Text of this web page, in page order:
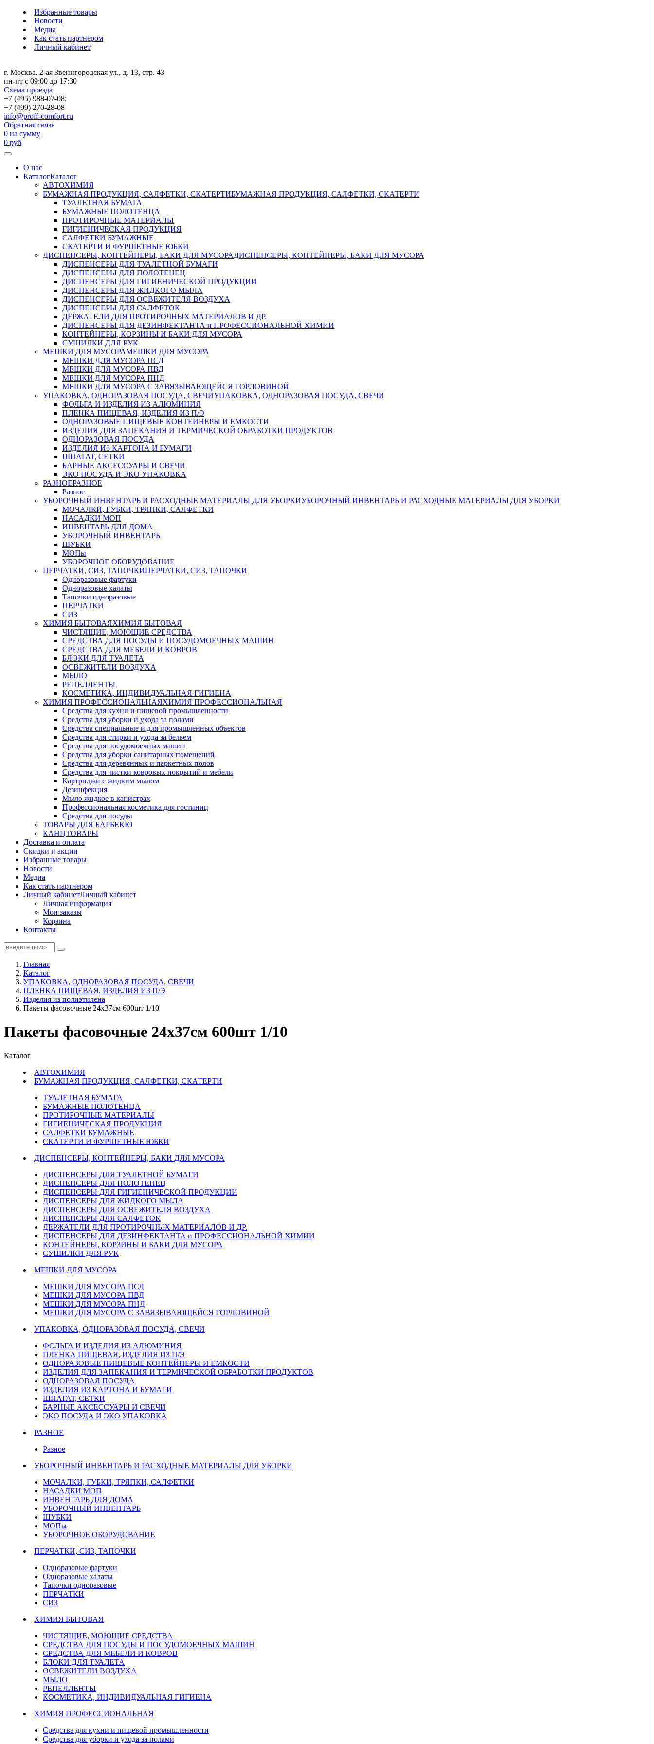
Избранные товары
Новости
Медиа
Как стать партнером
Личный кабинет
г. Москва, 2-ая Звенигородская ул., д. 13, стр. 43
пн-пт с 09:00 до 17:30
Схема проезда
+7 (495) 988-07-08;
+7 (499) 270-28-08
info@proff-comfort.ru
Обратная связь
0 на сумму
0 руб
О нас
КаталогКаталог
АВТОХИМИЯ
БУМАЖНАЯ ПРОДУКЦИЯ, САЛФЕТКИ, СКАТЕРТИБУМАЖНАЯ ПРОДУКЦИЯ, САЛФЕТКИ, СКАТЕРТИ
ТУАЛЕТНАЯ БУМАГА
БУМАЖНЫЕ ПОЛОТЕНЦА
ПРОТИРОЧНЫЕ МАТЕРИАЛЫ
ГИГИЕНИЧЕСКАЯ ПРОДУКЦИЯ
САЛФЕТКИ БУМАЖНЫЕ
СКАТЕРТИ И ФУРШЕТНЫЕ ЮБКИ
ДИСПЕНСЕРЫ, КОНТЕЙНЕРЫ, БАКИ ДЛЯ МУСОРАДИСПЕНСЕРЫ, КОНТЕЙНЕРЫ, БАКИ ДЛЯ МУСОРА
ДИСПЕНСЕРЫ ДЛЯ ТУАЛЕТНОЙ БУМАГИ
ДИСПЕНСЕРЫ ДЛЯ ПОЛОТЕНЕЦ
ДИСПЕНСЕРЫ ДЛЯ ГИГИЕНИЧЕСКОЙ ПРОДУКЦИИ
ДИСПЕНСЕРЫ ДЛЯ ЖИДКОГО МЫЛА
ДИСПЕНСЕРЫ ДЛЯ ОСВЕЖИТЕЛЯ ВОЗДУХА
ДИСПЕНСЕРЫ ДЛЯ САЛФЕТОК
ДЕРЖАТЕЛИ ДЛЯ ПРОТИРОЧНЫХ МАТЕРИАЛОВ И ДР.
ДИСПЕНСЕРЫ ДЛЯ ДЕЗИНФЕКТАНТА и ПРОФЕССИОНАЛЬНОЙ ХИМИИ
КОНТЕЙНЕРЫ, КОРЗИНЫ И БАКИ ДЛЯ МУСОРА
СУШИЛКИ ДЛЯ РУК
МЕШКИ ДЛЯ МУСОРАМЕШКИ ДЛЯ МУСОРА
МЕШКИ ДЛЯ МУСОРА ПСД
МЕШКИ ДЛЯ МУСОРА ПВД
МЕШКИ ДЛЯ МУСОРА ПНД
МЕШКИ ДЛЯ МУСОРА С ЗАВЯЗЫВАЮЩЕЙСЯ ГОРЛОВИНОЙ
УПАКОВКА, ОДНОРАЗОВАЯ ПОСУДА, СВЕЧИУПАКОВКА, ОДНОРАЗОВАЯ ПОСУДА, СВЕЧИ
ФОЛЬГА И ИЗДЕЛИЯ ИЗ АЛЮМИНИЯ
ПЛЕНКА ПИЩЕВАЯ, ИЗДЕЛИЯ ИЗ П/Э
ОДНОРАЗОВЫЕ ПИЩЕВЫЕ КОНТЕЙНЕРЫ И ЕМКОСТИ
ИЗДЕЛИЯ ДЛЯ ЗАПЕКАНИЯ И ТЕРМИЧЕСКОЙ ОБРАБОТКИ ПРОДУКТОВ
ОДНОРАЗОВАЯ ПОСУДА
ИЗДЕЛИЯ ИЗ КАРТОНА И БУМАГИ
ШПАГАТ, СЕТКИ
БАРНЫЕ АКСЕССУАРЫ И СВЕЧИ
ЭКО ПОСУДА И ЭКО УПАКОВКА
РАЗНОЕРАЗНОЕ
Разное
УБОРОЧНЫЙ ИНВЕНТАРЬ И РАСХОДНЫЕ МАТЕРИАЛЫ ДЛЯ УБОРКИУБОРОЧНЫЙ ИНВЕНТАРЬ И РАСХОДНЫЕ МАТЕРИАЛЫ ДЛЯ УБОРКИ
МОЧАЛКИ, ГУБКИ, ТРЯПКИ, САЛФЕТКИ
НАСАДКИ МОП
ИНВЕНТАРЬ ДЛЯ ДОМА
УБОРОЧНЫЙ ИНВЕНТАРЬ
ШУБКИ
МОПы
УБОРОЧНОЕ ОБОРУДОВАНИЕ
ПЕРЧАТКИ, СИЗ, ТАПОЧКИПЕРЧАТКИ, СИЗ, ТАПОЧКИ
Одноразовые фартуки
Одноразовые халаты
Тапочки одноразовые
ПЕРЧАТКИ
СИЗ
ХИМИЯ БЫТОВАЯХИМИЯ БЫТОВАЯ
ЧИСТЯЩИЕ, МОЮЩИЕ СРЕДСТВА
СРЕДСТВА ДЛЯ ПОСУДЫ И ПОСУДОМОЕЧНЫХ МАШИН
СРЕДСТВА ДЛЯ МЕБЕЛИ И КОВРОВ
БЛОКИ ДЛЯ ТУАЛЕТА
ОСВЕЖИТЕЛИ ВОЗДУХА
МЫЛО
РЕПЕЛЛЕНТЫ
КОСМЕТИКА, ИНДИВИДУАЛЬНАЯ ГИГИЕНА
ХИМИЯ ПРОФЕССИОНАЛЬНАЯХИМИЯ ПРОФЕССИОНАЛЬНАЯ
Средства для кухни и пищевой промышленности
Средства для уборки и ухода за полами
Средства специальные и для промышленных объектов
Средства для стирки и ухода за бельем
Средства для посудомоечных машин
Средства для уборки санитарных помещений
Средства для деревянных и паркетных полов
Средства для чистки ковровых покрытий и мебели
Картриджи с жидким мылом
Дезинфекция
Мыло жидкое в канистрах
Профессиональная косметика для гостиниц
Средства для посуды
ТОВАРЫ ДЛЯ БАРБЕКЮ
КАНЦТОВАРЫ
Доставка и оплата
Скидки и акции
Избранные товары
Новости
Медиа
Как стать партнером
Личный кабинетЛичный кабинет
Личная информация
Мои заказы
Корзина
Контакты
Главная
Каталог
УПАКОВКА, ОДНОРАЗОВАЯ ПОСУДА, СВЕЧИ
ПЛЕНКА ПИЩЕВАЯ, ИЗДЕЛИЯ ИЗ П/Э
Изделия из полиэтилена
Пакеты фасовочные 24х37см 600шт 1/10
Пакеты фасовочные 24х37см 600шт 1/10
Каталог
АВТОХИМИЯ
БУМАЖНАЯ ПРОДУКЦИЯ, САЛФЕТКИ, СКАТЕРТИ
ТУАЛЕТНАЯ БУМАГА
БУМАЖНЫЕ ПОЛОТЕНЦА
ПРОТИРОЧНЫЕ МАТЕРИАЛЫ
ГИГИЕНИЧЕСКАЯ ПРОДУКЦИЯ
САЛФЕТКИ БУМАЖНЫЕ
СКАТЕРТИ И ФУРШЕТНЫЕ ЮБКИ
ДИСПЕНСЕРЫ, КОНТЕЙНЕРЫ, БАКИ ДЛЯ МУСОРА
ДИСПЕНСЕРЫ ДЛЯ ТУАЛЕТНОЙ БУМАГИ
ДИСПЕНСЕРЫ ДЛЯ ПОЛОТЕНЕЦ
ДИСПЕНСЕРЫ ДЛЯ ГИГИЕНИЧЕСКОЙ ПРОДУКЦИИ
ДИСПЕНСЕРЫ ДЛЯ ЖИДКОГО МЫЛА
ДИСПЕНСЕРЫ ДЛЯ ОСВЕЖИТЕЛЯ ВОЗДУХА
ДИСПЕНСЕРЫ ДЛЯ САЛФЕТОК
ДЕРЖАТЕЛИ ДЛЯ ПРОТИРОЧНЫХ МАТЕРИАЛОВ И ДР.
ДИСПЕНСЕРЫ ДЛЯ ДЕЗИНФЕКТАНТА и ПРОФЕССИОНАЛЬНОЙ ХИМИИ
КОНТЕЙНЕРЫ, КОРЗИНЫ И БАКИ ДЛЯ МУСОРА
СУШИЛКИ ДЛЯ РУК
МЕШКИ ДЛЯ МУСОРА
МЕШКИ ДЛЯ МУСОРА ПСД
МЕШКИ ДЛЯ МУСОРА ПВД
МЕШКИ ДЛЯ МУСОРА ПНД
МЕШКИ ДЛЯ МУСОРА С ЗАВЯЗЫВАЮЩЕЙСЯ ГОРЛОВИНОЙ
УПАКОВКА, ОДНОРАЗОВАЯ ПОСУДА, СВЕЧИ
ФОЛЬГА И ИЗДЕЛИЯ ИЗ АЛЮМИНИЯ
ПЛЕНКА ПИЩЕВАЯ, ИЗДЕЛИЯ ИЗ П/Э
ОДНОРАЗОВЫЕ ПИЩЕВЫЕ КОНТЕЙНЕРЫ И ЕМКОСТИ
ИЗДЕЛИЯ ДЛЯ ЗАПЕКАНИЯ И ТЕРМИЧЕСКОЙ ОБРАБОТКИ ПРОДУКТОВ
ОДНОРАЗОВАЯ ПОСУДА
ИЗДЕЛИЯ ИЗ КАРТОНА И БУМАГИ
ШПАГАТ, СЕТКИ
БАРНЫЕ АКСЕССУАРЫ И СВЕЧИ
ЭКО ПОСУДА И ЭКО УПАКОВКА
РАЗНОЕ
Разное
УБОРОЧНЫЙ ИНВЕНТАРЬ И РАСХОДНЫЕ МАТЕРИАЛЫ ДЛЯ УБОРКИ
МОЧАЛКИ, ГУБКИ, ТРЯПКИ, САЛФЕТКИ
НАСАДКИ МОП
ИНВЕНТАРЬ ДЛЯ ДОМА
УБОРОЧНЫЙ ИНВЕНТАРЬ
ШУБКИ
МОПы
УБОРОЧНОЕ ОБОРУДОВАНИЕ
ПЕРЧАТКИ, СИЗ, ТАПОЧКИ
Одноразовые фартуки
Одноразовые халаты
Тапочки одноразовые
ПЕРЧАТКИ
СИЗ
ХИМИЯ БЫТОВАЯ
ЧИСТЯЩИЕ, МОЮЩИЕ СРЕДСТВА
СРЕДСТВА ДЛЯ ПОСУДЫ И ПОСУДОМОЕЧНЫХ МАШИН
СРЕДСТВА ДЛЯ МЕБЕЛИ И КОВРОВ
БЛОКИ ДЛЯ ТУАЛЕТА
ОСВЕЖИТЕЛИ ВОЗДУХА
МЫЛО
РЕПЕЛЛЕНТЫ
КОСМЕТИКА, ИНДИВИДУАЛЬНАЯ ГИГИЕНА
ХИМИЯ ПРОФЕССИОНАЛЬНАЯ
Средства для кухни и пищевой промышленности
Средства для уборки и ухода за полами